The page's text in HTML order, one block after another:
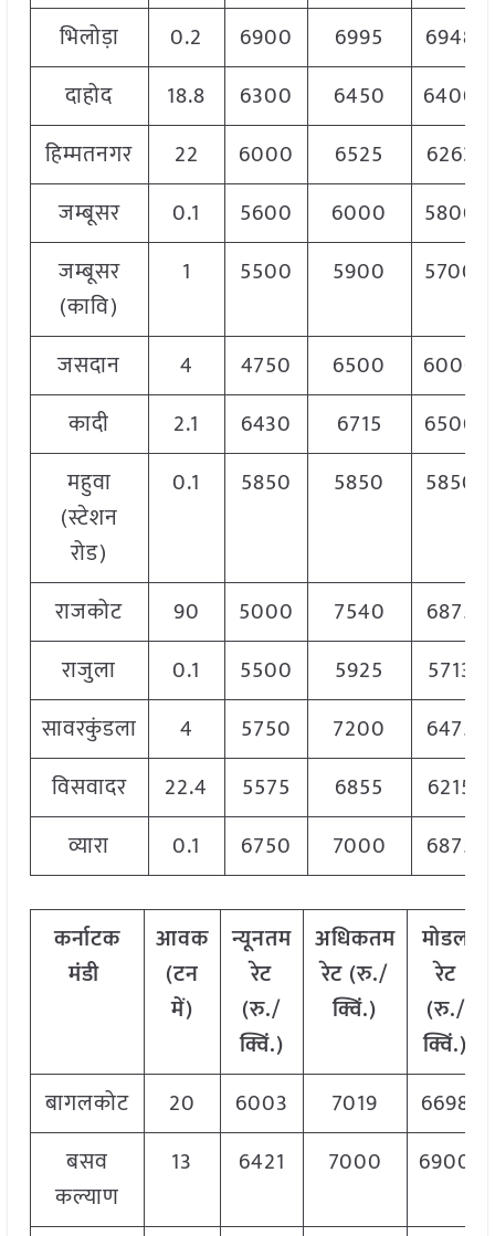
भिलोड़ा
0.2 6900 6995
6948
दाहोद
18.8 6300 6450
6400
हिम्मतनगर
22 6000 6525
6263
जम्बूसर
0.1 5600 6000
5800
जम्बूसर
(कावि)
1 5500 5900 5700
जसदान 4 4750 6500
6000
कादी
2.1 6430 6715
6500
महुवा
(स्टेशन
रोड)
0.1 5850 5850 5850
राजकोट 90 5000 7540
6875
राजुला
0.1 5500 5925
5713
सावरकुंडला
4 5750 7200
6475
विसवादर
22.4 5575 6855
6215
व्यारा
0.1 6750 7000 6875
कर्नाटक
मंडी
आवक
(टन
में)
न्यूनतम
रेट
(रु./
क्विं.)
अधिकतम
रेट (रु./
क्विं.)
मोडल
रेट
(रु./
क्विं.)
बागलकोट
20 6003 7019
6698
बसव
कल्याण
13 6421 7000 6900